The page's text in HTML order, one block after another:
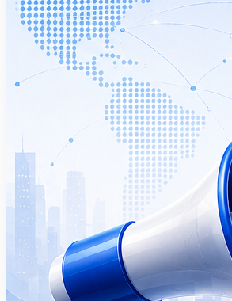
[THÔNG BÁO] CÔNG
KẾT NỐI VIỆC CHÍNH
CẤP GIẤY CHỨNG
DANH (BRANDNAME)
Công ty Cổ phần Kết Nối Việc xin
Ngày 03/07/2026, công ty chúng tôi
Cục An ninh mạng và Phòng, chống tội
nghệ cao (A05) - Bộ Công an cấp Giấy
định danh (Brandname) số 261002/
Joblinks